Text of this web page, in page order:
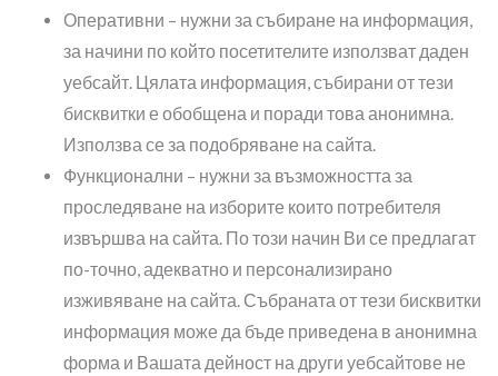
Оперативни – нужни за събиране на информация,
за начини по който посетителите използват даден
уебсайт. Цялата информация, събирани от тези
бисквитки е обобщена и поради това анонимна.
Използва се за подобряване на сайта.
Функционални – нужни за възможността за
проследяване на изборите които потребителя
извършва на сайта. По този начин Ви се предлагат
по-точно, адекватно и персонализирано
изживяване на сайта. Събраната от тези бисквитки
информация може да бъде приведена в анонимна
форма и Вашата дейност на други уебсайтове не